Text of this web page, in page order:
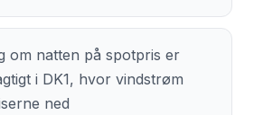
om natten på spotpris er
i DK1, hvor vindstrøm
ned